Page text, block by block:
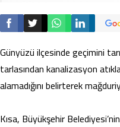
Günyüzü ilçesinde geçimini
tarlasından kanalizasyon
alamadığını belirterek
Kısa, Büyükşehir